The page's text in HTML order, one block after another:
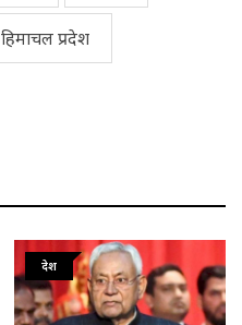
हिमाचल प्रदेश
देश